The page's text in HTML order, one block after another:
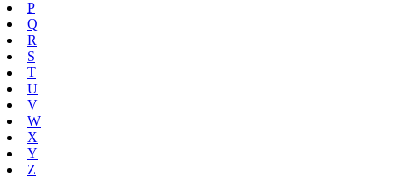
P
Q
R
S
T
U
V
W
X
Y
Z